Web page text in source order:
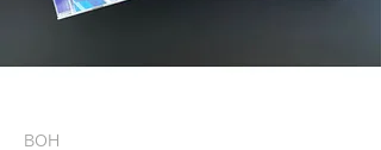
BOH